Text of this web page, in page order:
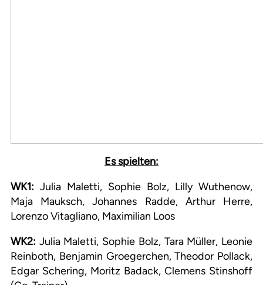
Es spielten:
WK1: Julia Maletti, Sophie Bolz, Lilly Wuthenow,
Maja Mauksch, Johannes Radde, Arthur Herre,
Lorenzo Vitagliano, Maximilian Loos
WK2: Julia Maletti, Sophie Bolz, Tara Müller, Leonie
Reinboth, Benjamin Groegerchen, Theodor Pollack,
Edgar Schering, Moritz Badack, Clemens Stinshoff